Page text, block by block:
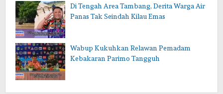
Di Tengah Area Tambang, Derita Warga Air
Panas Tak Seindah Kilau Emas
Wabup Kukuhkan Relawan Pemadam
Kebakaran Parimo Tangguh